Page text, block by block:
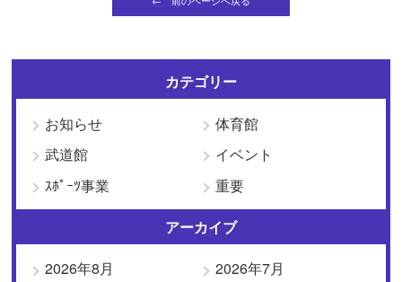
カテゴリー
お知らせ
体育館
武道館
イベント
ｽﾎﾟｰﾂ事業
重要
アーカイブ
2026年8月
2026年7月